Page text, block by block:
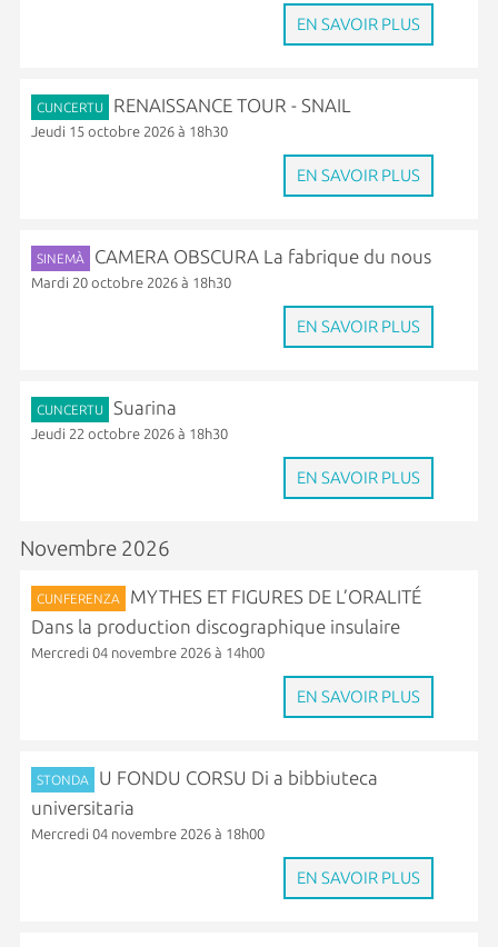
EN SAVOIR PLUS
CUNCERTU RENAISSANCE TOUR - SNAIL
Jeudi 15 octobre 2026 à 18h30
EN SAVOIR PLUS
SINEMÀ CAMERA OBSCURA La fabrique du nous
Mardi 20 octobre 2026 à 18h30
EN SAVOIR PLUS
CUNCERTU Suarina
Jeudi 22 octobre 2026 à 18h30
EN SAVOIR PLUS
Novembre 2026
CUNFERENZA
MYTHES ET FIGURES DE L’ORALITÉ
Dans la production discographique insulaire
Mercredi 04 novembre 2026 à 14h00
EN SAVOIR PLUS
STONDA
U FONDU CORSU Di a bibbiuteca
universitaria
Mercredi 04 novembre 2026 à 18h00
EN SAVOIR PLUS